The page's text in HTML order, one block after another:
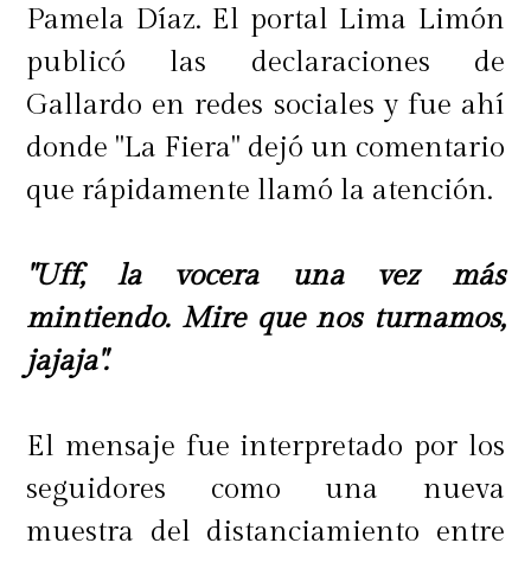
Pamela Díaz. El portal Lima Limón
publicó las declaraciones de
Gallardo en redes sociales y fue ahí
donde "La Fiera" dejó un comentario
que rápidamente llamó la atención.
"Uff, la vocera una vez más
mintiendo. Mire que nos turnamos,
jajaja".
El mensaje fue interpretado por los
seguidores como una nueva
muestra del distanciamiento entre